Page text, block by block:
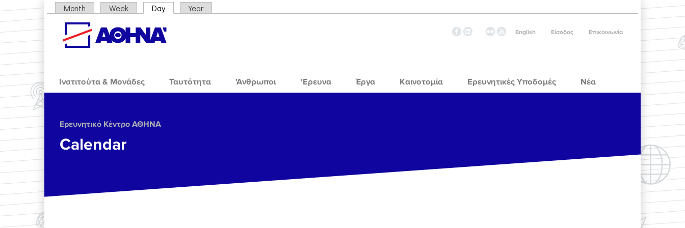
Skip to main content
Primary tabs
Month Week Day (active tab)
Year
Επικοινωνία
Είσοδος
English
Ινστιτούτα & Μονάδες Ταυτότητα 'Ανθρωποι 'Ερευνα Έργα Καινοτομία Ερευνητικές Υποδομές Νέα
Ερευνητικό Κέντρο ΑΘΗΝΑ
Calendar